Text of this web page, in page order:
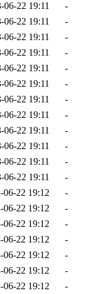
06-22 19:11
-
06-22 19:11
-
06-22 19:11
-
06-22 19:11
-
06-22 19:11
-
06-22 19:11
-
06-22 19:11
-
06-22 19:11
-
06-22 19:11
-
06-22 19:11
-
06-22 19:11
-
06-22 19:11
-
06-22 19:12
-
06-22 19:12
-
06-22 19:12
-
06-22 19:12
-
06-22 19:12
-
06-22 19:12
-
06-22 19:12
-